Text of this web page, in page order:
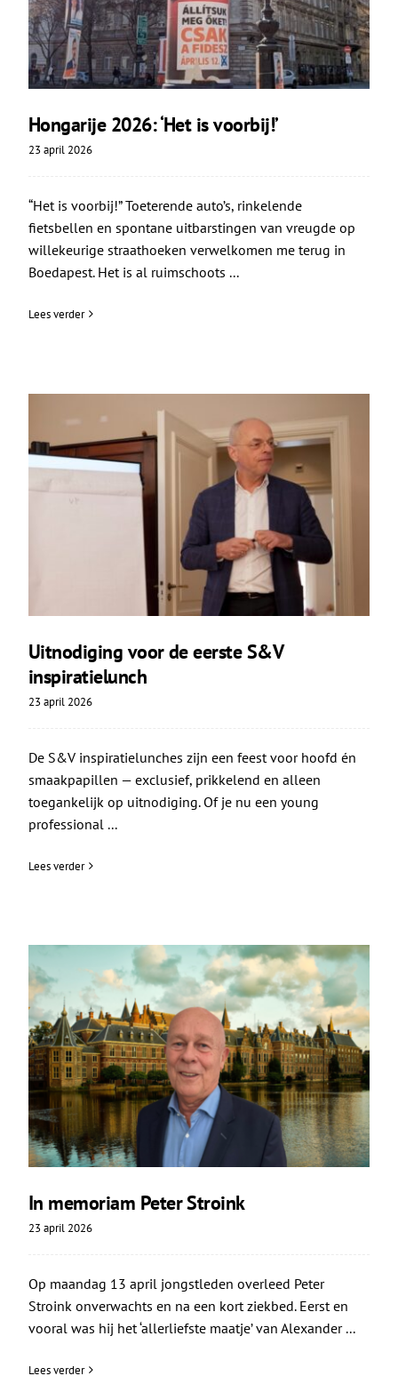
Hongarije 2026: ‘Het is voorbij!’
23 april 2026
“Het is voorbij!” Toeterende auto’s, rinkelende
fietsbellen en spontane uitbarstingen van vreugde op
willekeurige straathoeken verwelkomen me terug in
Boedapest. Het is al ruimschoots ...
Lees verder
Uitnodiging voor de eerste S&V
inspiratielunch
23 april 2026
De S&V inspiratielunches zijn een feest voor hoofd én
smaakpapillen — exclusief, prikkelend en alleen
toegankelijk op uitnodiging. Of je nu een young
professional ...
Lees verder
In memoriam Peter Stroink
23 april 2026
Op maandag 13 april jongstleden overleed Peter
Stroink onverwachts en na een kort ziekbed. Eerst en
vooral was hij het ‘allerliefste maatje’ van Alexander ...
Lees verder